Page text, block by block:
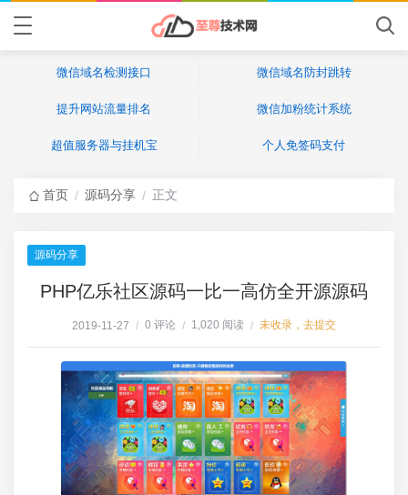
微信域名检测接口 微信域名防封跳转
提升网站流量排名 微信加粉统计系统
超值服务器与挂机宝 个人免签码支付
首页 / 源码分享 / 正文
源码分享
PHP亿乐社区源码一比一高仿全开源源码
2019-11-27 / 0 评论 / 1,020 阅读 / 未收录，去提交